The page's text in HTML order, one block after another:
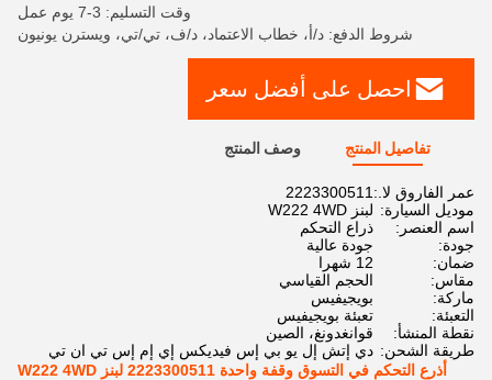
وقت التسليم: 3-7 يوم عمل
شروط الدفع: د/أ، خطاب الاعتماد، د/ف، تي/تي، ويسترن يونيون
احصل على أفضل سعر
تفاصيل المنتج وصف المنتج
عمر الفاروق لا.: 2223300511
موديل السيارة: لبنز W222 4WD
اسم العنصر:
ذراع التحكم
جودة:
جودة عالية
ضمان:
12 شهرا
مقاس:
الحجم القياسي
ماركة:
بويجيفيس
التعبئة:
تعبئة بويجيفيس
نقطة المنشأ:
قوانغدونغ، الصين
طريقة الشحن: دي إتش إل يو بي إس فيديكس إي إم إس تي ان تي
أذرع التحكم في التسوق وقفة واحدة 2223300511 لبنز W222 4WD